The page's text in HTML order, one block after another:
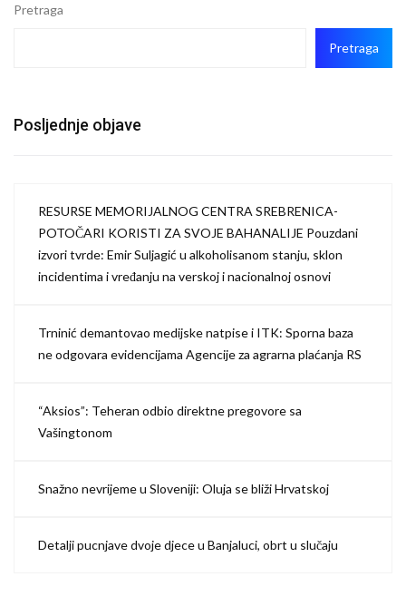
Pretraga
Pretraga
Posljednje objave
RESURSE MEMORIJALNOG CENTRA SREBRENICA-
POTOČARI KORISTI ZA SVOJE BAHANALIJE Pouzdani
izvori tvrde: Emir Suljagić u alkoholisanom stanju, sklon
incidentima i vređanju na verskoj i nacionalnoj osnovi
Trninić demantovao medijske natpise i ITK: Sporna baza
ne odgovara evidencijama Agencije za agrarna plaćanja RS
“Aksios”: Teheran odbio direktne pregovore sa
Vašingtonom
Snažno nevrijeme u Sloveniji: Oluja se bliži Hrvatskoj
Detalji pucnjave dvoje djece u Banjaluci, obrt u slučaju